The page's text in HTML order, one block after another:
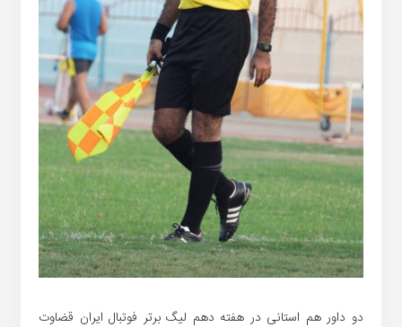
دو داور هم استانی در هفته دهم لیگ برتر فوتبال ایران قضاوت